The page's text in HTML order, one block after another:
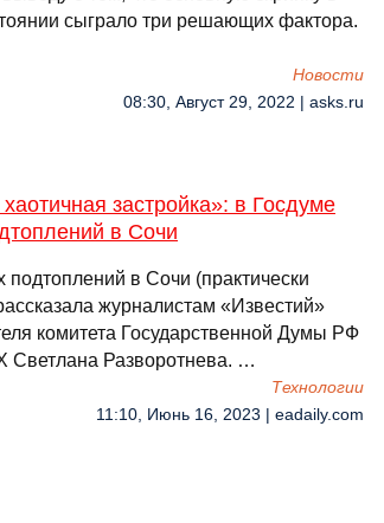
сыграло три решающих фактора.
Новости
08:30, Август 29, 2022 | asks.ru
застройка»: в Госдуме
в Сочи
в Сочи (практически
журналистам «Известий»
комитета Государственной Думы РФ
Светлана Разворотнева. …
Технологии
11:10, Июнь 16, 2023 | eadaily.com